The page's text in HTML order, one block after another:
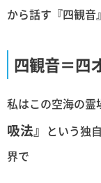
から話す『四観音
四観音＝四
私はこの空海の霊
吸法』 という独
界で